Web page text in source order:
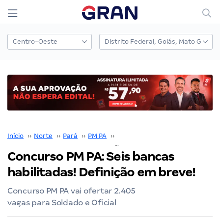
Início ›› Norte ›› Pará ›› PM PA ››
Concurso PM PA: Seis bancas
habilitadas! Definição em breve!
Concurso PM PA vai ofertar 2.405
vagas para Soldado e Oficial